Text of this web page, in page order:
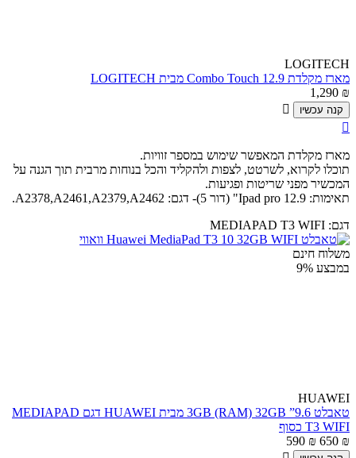
LOGITECH
מארז מקלדת Combo Touch 12.9 מבית LOGITECH
1,290 ₪
קנה עכשיו


מארז מקלדת המאפשר שימוש במספר זוויות.
תוכלו לקרוא, לשרטט, לצפות ולהקליד והכל בנוחות מרבית תוך הגנה על
המכשיר מפני שריטות ופגיעות.
תאימות: Ipad pro 12.9" (דור 5)- דגם: A2378,A2461,A2379,A2462.
דגם: MEDIAPAD T3 WIFI
משלוח חינם
במבצע 9%
HUAWEI
טאבלט 9.6” 3GB (RAM) 32GB מבית HUAWEI דגם MEDIAPAD
T3 WIFI כסוף
650 ₪
590 ₪